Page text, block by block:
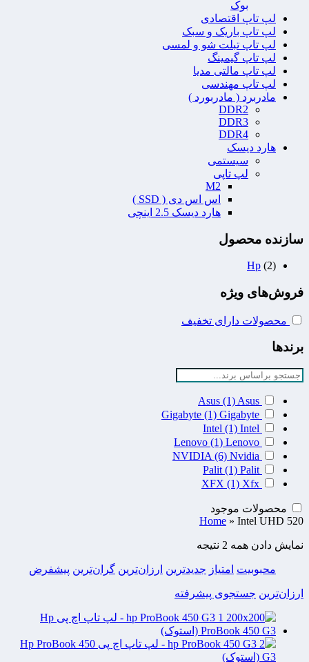
بوک
لپ تاپ اقتصادی
لپ تاپ باریک و سبک
لپ تاپ تبلت شو و لمسی
لپ تاپ گیمینگ
لپ تاپ مالتی مدیا
لپ تاپ مهندسی
مادربرد ( مادربورد )
DDR2
DDR3
DDR4
هارد دیسک
سیستمی
لپ تاپی
M2
اس اس دی ( SSD )
هارد دیسک 2.5 اینچی
سازنده محصول
Hp (2)
فروش‌های ویژه
محصولات دارای تخفیف
برندها
Asus (1) Asus
Gigabyte (1) Gigabyte
Intel (1) Intel
Lenovo (1) Lenovo
NVIDIA (6) Nvidia
Palit (1) Palit
XFX (1) Xfx
محصولات موجود
Home » Intel UHD 520
نمایش دادن همه 2 نتیجه
محبوبیت امتیاز جدیدترین ارزان‌ترین گران‌ترین پیشفرض
ارزان‌ترین جستجوی پیشرفته